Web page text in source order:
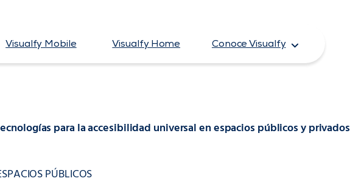
Visualfy Mobile Visualfy Home Conoce Visualfy
para la accesibilidad universal en espacios públicos y privados
PÚBLICOS